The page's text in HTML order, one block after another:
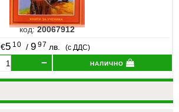
код:20067912
€5 10 /9 97 лв. (с ДДС)
налично